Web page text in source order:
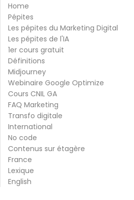
Home
Pépites
Les pépites du Marketing Digital
Les pépites de l'IA
1er cours gratuit
Définitions
Midjourney
Webinaire Google Optimize
Cours CNIL GA
FAQ Marketing
Transfo digitale
International
No code
Contenus sur étagère
France
Lexique
English